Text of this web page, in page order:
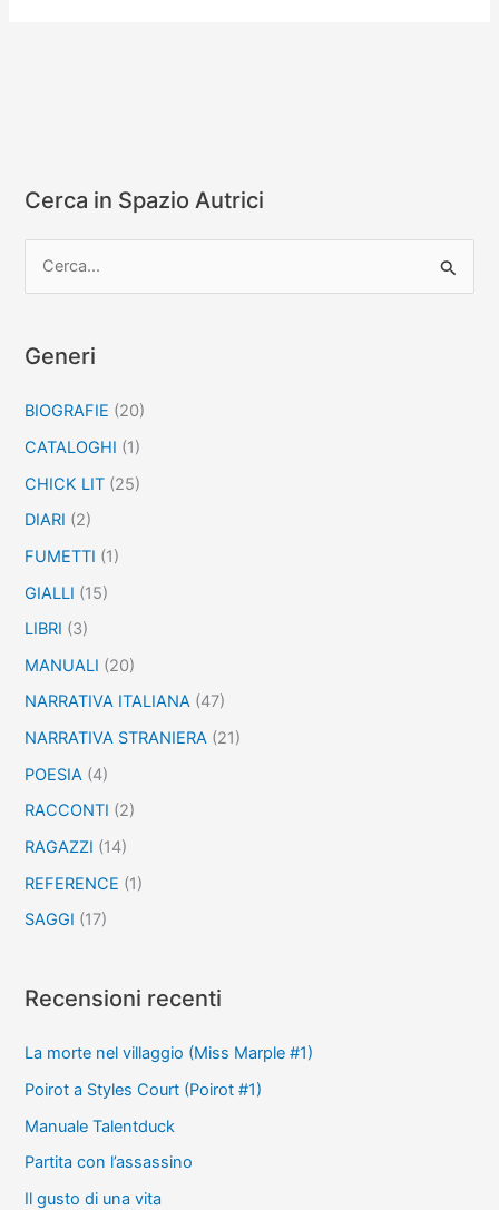
Cerca in Spazio Autrici
c
:
Generi
BIOGRAFIE (20)
CATALOGHI (1)
CHICK LIT (25)
DIARI (2)
FUMETTI (1)
GIALLI (15)
LIBRI (3)
MANUALI (20)
NARRATIVA ITALIANA (47)
NARRATIVA STRANIERA (21)
POESIA (4)
RACCONTI (2)
RAGAZZI (14)
REFERENCE (1)
SAGGI (17)
Recensioni recenti
La morte nel villaggio (Miss Marple #1)
Poirot a Styles Court (Poirot #1)
Manuale Talentduck
Partita con l’assassino
Il gusto di una vita